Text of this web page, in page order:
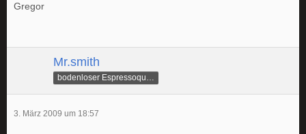
Gregor
Mr.smith
bodenloser Espressoquetscher
3. März 2009 um 18:57